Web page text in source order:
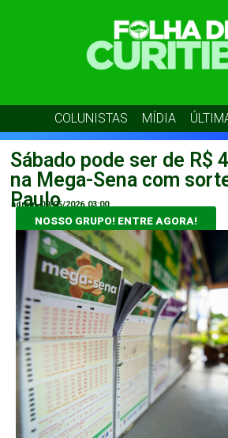
COLUNISTAS MÍDIA
Sábado pode ser de R$
na Mega-Sena com
Paulo
admin 09/05/2026 03:00
NOSSO GRUPO! ENTRE AGORA!